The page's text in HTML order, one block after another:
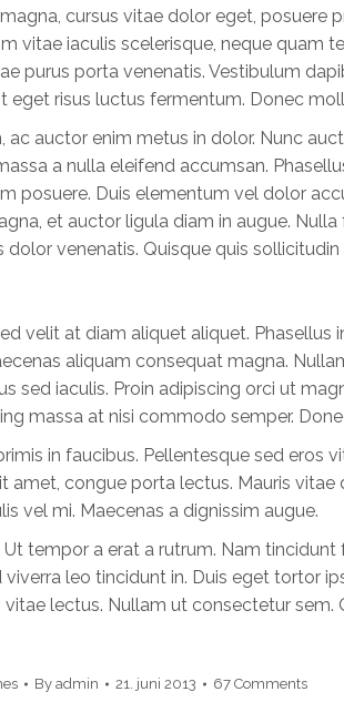
cursus vitae dolor eget, posuere
vitae iaculis scelerisque, neque quam
purus porta venenatis. Vestibulum
risus luctus fermentum. Donec
auctor enim metus in dolor. Nunc
a nulla eleifend accumsan.
posuere. Duis elementum vel dolor
et auctor ligula diam in augue. Nulla
venenatis. Quisque quis sollicitudin
velit at diam aliquet aliquet.
aliquam consequat magna.
sed iaculis. Proin adipiscing orci ut
massa at nisi commodo semper.
in faucibus. Pellentesque sed eros
congue porta lectus. Mauris vitae
vel mi. Maecenas a dignissim augue.
tempor a erat a rutrum. Nam
leo tincidunt in. Duis eget tortor
lectus. Nullam ut consectetur
By admin 21. juni 2013 67 Comments